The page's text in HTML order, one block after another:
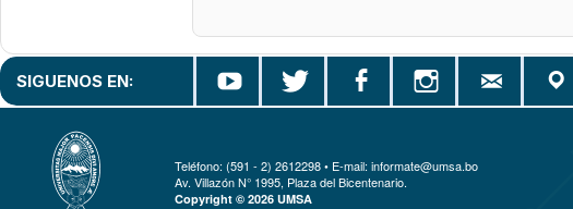
SIGUENOS EN:
Teléfono: (591 - 2) 2612298 • E-mail: informate@umsa.bo
Av. Villazón N° 1995, Plaza del Bicentenario.
Copyright © 2026 UMSA